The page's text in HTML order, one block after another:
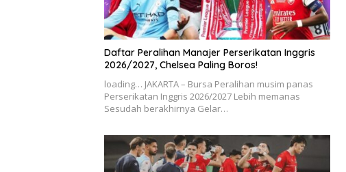
Daftar Peralihan Manajer Perserikatan Inggris
2026/2027, Chelsea Paling Boros!
loading… JAKARTA – Bursa Peralihan musim panas
Perserikatan Inggris 2026/2027 Lebih memanas
Sesudah berakhirnya Gelar…